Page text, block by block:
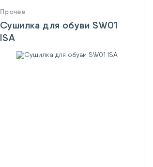
Прочее
Сушилка для обуви SW01
ISA